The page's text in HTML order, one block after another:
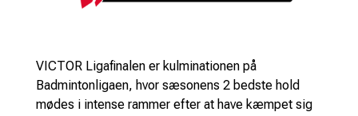
VICTOR Ligafinalen er kulminationen på
Badmintonligaen, hvor sæsonens 2 bedste hold
mødes i intense rammer efter at have kæmpet sig